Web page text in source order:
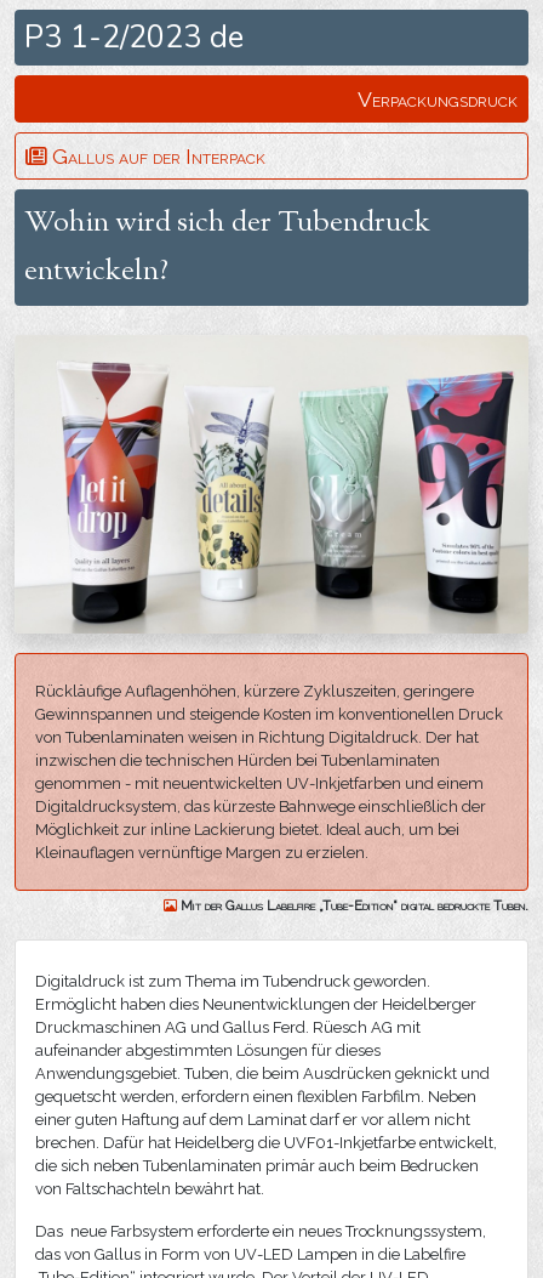
P3 1-2/2023 de
Gallus auf der Interpack
Wohin wird sich der Tubendruck
entwickeln?
Verpackungsdruck
Rückläufige Auflagenhöhen, kürzere Zykluszeiten, geringere
Gewinnspannen und steigende Kosten im konventionellen Druck
von Tubenlaminaten weisen in Richtung Digitaldruck. Der hat
inzwischen die technischen Hürden bei Tubenlaminaten
genommen - mit neuentwickelten UV-Inkjetfarben und einem
Digitaldrucksystem, das kürzeste Bahnwege einschließlich der
Möglichkeit zur inline Lackierung bietet. Ideal auch, um bei
Kleinauflagen vernünftige Margen zu erzielen.
Mit der Gallus Labelfire „Tube-Edition“ digital bedruckte Tuben.
Digitaldruck ist zum Thema im Tubendruck geworden.
Ermöglicht haben dies Neunentwicklungen der Heidelberger
Druckmaschinen AG und Gallus Ferd. Rüesch AG mit
aufeinander abgestimmten Lösungen für dieses
Anwendungsgebiet. Tuben, die beim Ausdrücken geknickt und
gequetscht werden, erfordern einen flexiblen Farbfilm. Neben
einer guten Haftung auf dem Laminat darf er vor allem nicht
brechen. Dafür hat Heidelberg die UVF01-Inkjetfarbe entwickelt,
die sich neben Tubenlaminaten primär auch beim Bedrucken
von Faltschachteln bewährt hat.
Das neue Farbsystem erforderte ein neues Trocknungssystem,
das von Gallus in Form von UV-LED Lampen in die Labelfire